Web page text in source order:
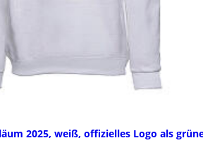
2025, weiß, offizielles Logo als